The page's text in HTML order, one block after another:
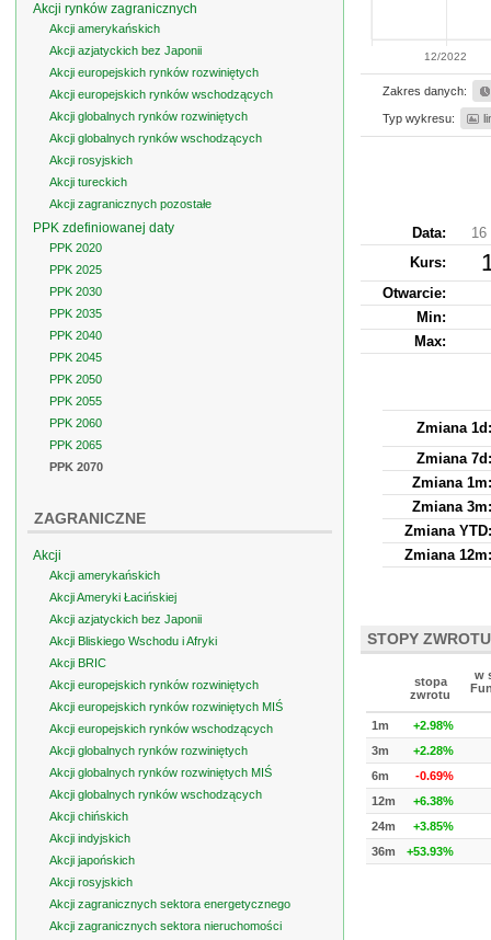
12/2022
Zakres danych:
Typ wykresu:
Data:
16
Kurs:
Otwarcie:
Min:
Max:
Zmiana 1d:
Zmiana 7d:
Zmiana 1m:
Zmiana 3m:
Zmiana YTD:
Zmiana 12m:
STOPY ZWROTU
stopa
zwrotu
w
1m
+2.98%
3m
+2.28%
6m
-0.69%
12m
+6.38%
24m
+3.85%
36m
+53.93%
Akcji rynków zagranicznych
Akcji amerykańskich
Akcji azjatyckich bez Japonii
Akcji europejskich rynków rozwiniętych
Akcji europejskich rynków wschodzących
Akcji globalnych rynków rozwiniętych
Akcji globalnych rynków wschodzących
Akcji rosyjskich
Akcji tureckich
Akcji zagranicznych pozostałe
PPK zdefiniowanej daty
PPK 2020
PPK 2025
PPK 2030
PPK 2035
PPK 2040
PPK 2045
PPK 2050
PPK 2055
PPK 2060
PPK 2065
PPK 2070
ZAGRANICZNE
Akcji
Akcji amerykańskich
Akcji Ameryki Łacińskiej
Akcji azjatyckich bez Japonii
Akcji Bliskiego Wschodu i Afryki
Akcji BRIC
Akcji europejskich rynków rozwiniętych
Akcji europejskich rynków rozwiniętych MIŚ
Akcji europejskich rynków wschodzących
Akcji globalnych rynków rozwiniętych
Akcji globalnych rynków rozwiniętych MIŚ
Akcji globalnych rynków wschodzących
Akcji chińskich
Akcji indyjskich
Akcji japońskich
Akcji rosyjskich
Akcji zagranicznych sektora energetycznego
Akcji zagranicznych sektora nieruchomości